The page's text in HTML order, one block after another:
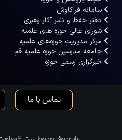
سامانه فراکاوش
دفتر حفظ و نشر آثار رهبری
شورای عالی حوزه های علمیه
مرکز مدیریت حوزه‌های علمیه
جامعه مدرسین حوزه علمیه قم
خبرگزاری رسمی حوزه
تمام حقوق محفوظ است. ©
تماس با ما